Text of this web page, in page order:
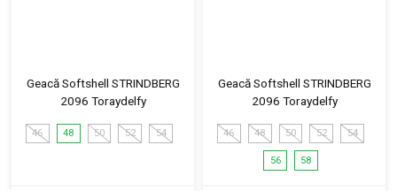
Geacă Softshell STRINDBERG
2096 Toraydelfy
46 48 50 52 54
Geacă Softshell STRINDBERG
2096 Toraydelfy
46 48 50 52 54
56 58